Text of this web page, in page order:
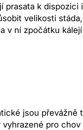
prasata k dispozici
velikosti
v ní zpočátku
jsou převážně
pro